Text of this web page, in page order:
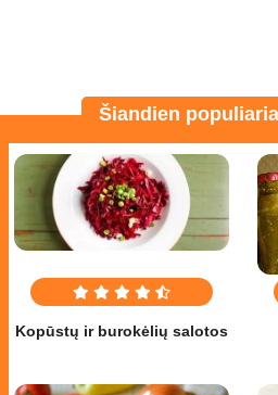
Šiandien
Kopūstų ir burokėlių salotos